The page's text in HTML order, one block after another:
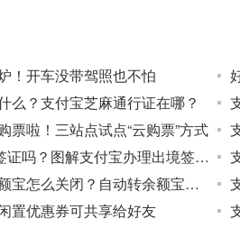
！开车没带驾照也不怕
么？支付宝芝麻通行证在哪？
票啦！三站点试点“云购票”方式
支付宝app可以办理签证吗？图解支付宝办理出境签证方法教程
支付宝余额自动转余额宝怎么关闭？自动转余额宝功能关闭方法及步骤
置优惠券可共享给好友